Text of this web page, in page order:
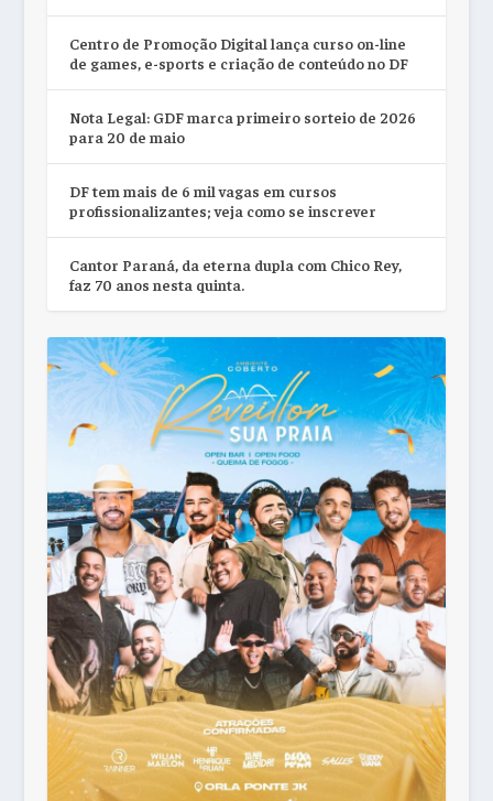
Centro de Promoção Digital lança curso on-line
de games, e-sports e criação de conteúdo no DF
Nota Legal: GDF marca primeiro sorteio de 2026
para 20 de maio
DF tem mais de 6 mil vagas em cursos
profissionalizantes; veja como se inscrever
Cantor Paraná, da eterna dupla com Chico Rey,
faz 70 anos nesta quinta.